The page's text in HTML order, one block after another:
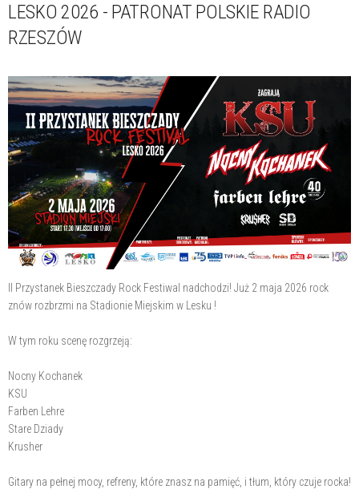
LESKO 2026 - PATRONAT POLSKIE RADIO
RZESZÓW
II Przystanek Bieszczady Rock Festiwal nadchodzi! Już 2 maja 2026 rock
znów rozbrzmi na Stadionie Miejskim w Lesku !
W tym roku scenę rozgrzeją:
Nocny Kochanek
KSU
Farben Lehre
Stare Dziady
Krusher
Gitary na pełnej mocy, refreny, które znasz na pamięć, i tłum, który czuje rocka!